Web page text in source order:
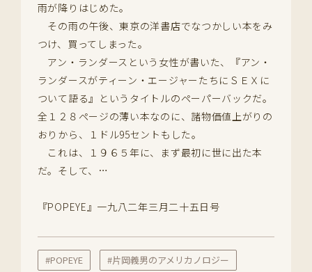
雨が降りはじめた。
その雨の午後、東京の洋書店でなつかしい本をみ
つけ、買ってしまった。
アン・ランダースという女性が書いた、『アン・
ランダースがティーン・エージャーたちにＳＥＸに
ついて語る』というタイトルのペーパーバックだ。
全１２８ページの薄い本なのに、諸物価値上がりの
おりから、１ドル95セントもした。
これは、１９６５年に、まず最初に世に出た本
だ。そして、…
『POPEYE』一九八二年三月二十五日号
#POPEYE #片岡義男のアメリカノロジー